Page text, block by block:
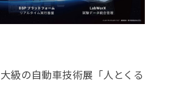
級の自動車技術展「人とくる